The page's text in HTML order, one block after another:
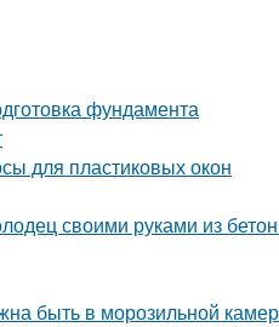
фундамента
для пластиковых окон
своими руками из
быть в морозильной